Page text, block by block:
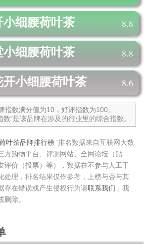
小细腰荷叶茶 8.8
小细腰荷叶茶 8.8
开小细腰荷叶茶 8.6
指数满分值为10，好评指数为100。
数”是该品牌在涉及的行业里的综合指数。
叶茶品牌排行榜”排名数据来自互联网大数
方购物平台、评测网站、全网论坛（贴
评价（投票）等），数据在不参与人工干
处理，排名结果仅作参考，上榜与否与其
存在错误或产生侵权行为请联系我们 ，我
除。